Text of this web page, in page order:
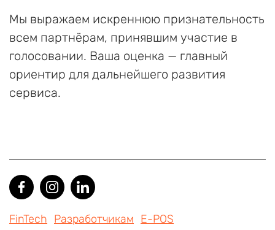
Мы выражаем искреннюю признательность
всем партнёрам, принявшим участие в
голосовании. Ваша оценка — главный
ориентир для дальнейшего развития
сервиса.
FinTech Разработчикам E-POS